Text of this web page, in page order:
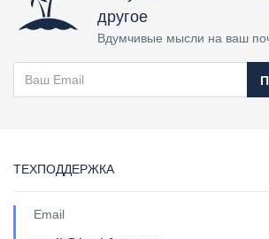
другое
Вдумчивые мысли на ваш
ТЕХПОДДЕРЖКА
Email